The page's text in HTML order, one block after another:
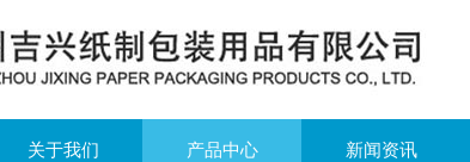
关于我们 产品中心 新闻资讯